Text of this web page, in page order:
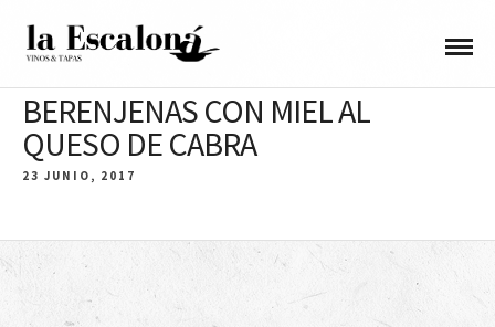
BERENJENAS CON MIEL AL
QUESO DE CABRA
23 JUNIO, 2017